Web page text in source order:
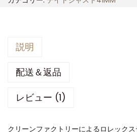
説明
配送＆返品
レビュー (1)
クリーンファクトリーによるロレック